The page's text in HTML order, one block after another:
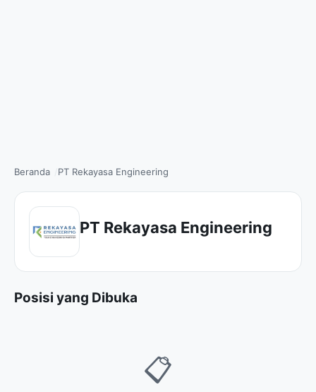
Beranda PT Rekayasa Engineering
PT Rekayasa Engineering
Posisi yang Dibuka
📋